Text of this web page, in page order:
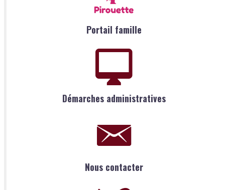
Portail famille
Démarches administratives
Nous contacter